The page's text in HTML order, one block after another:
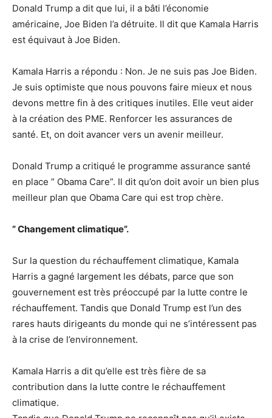
Donald Trump a dit que lui, il a bâti l’économie
américaine, Joe Biden l’a détruite. Il dit que Kamala Harris
est équivaut à Joe Biden.
Kamala Harris a répondu : Non. Je ne suis pas Joe Biden.
Je suis optimiste que nous pouvons faire mieux et nous
devons mettre fin à des critiques inutiles. Elle veut aider
à la création des PME. Renforcer les assurances de
santé. Et, on doit avancer vers un avenir meilleur.
Donald Trump a critiqué le programme assurance santé
en place ” Obama Care”. Il dit qu’on doit avoir un bien plus
meilleur plan que Obama Care qui est trop chère.
” Changement climatique”.
Sur la question du réchauffement climatique, Kamala
Harris a gagné largement les débats, parce que son
gouvernement est très préoccupé par la lutte contre le
réchauffement. Tandis que Donald Trump est l’un des
rares hauts dirigeants du monde qui ne s’intéressent pas
à la crise de l’environnement.
Kamala Harris a dit qu’elle est très fière de sa
contribution dans la lutte contre le réchauffement
climatique.